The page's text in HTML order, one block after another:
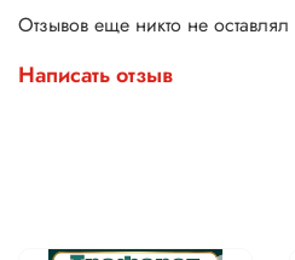
Отзывов еще никто не оставлял
Написать отзыв